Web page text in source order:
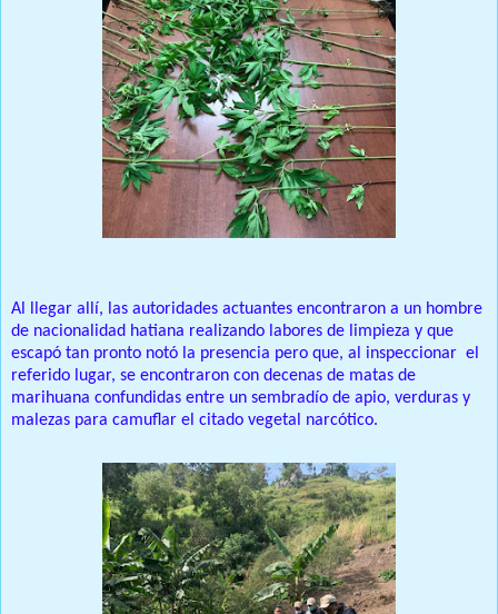
Al llegar allí, las autoridades actuantes encontraron a un hombre
de nacionalidad hatiana realizando labores de limpieza y que
escapó tan pronto notó la presencia pero que, al inspeccionar el
referido lugar, se encontraron con decenas de matas de
marihuana confundidas entre un sembradío de apio, verduras y
malezas para camuflar el citado vegetal narcótico.